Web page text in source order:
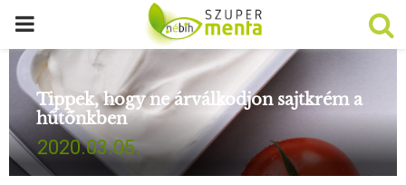
P
R
I
M
Tippek, hogy ne árválkodjon sajtkrém a
hűtőnkben
2020.03.05.